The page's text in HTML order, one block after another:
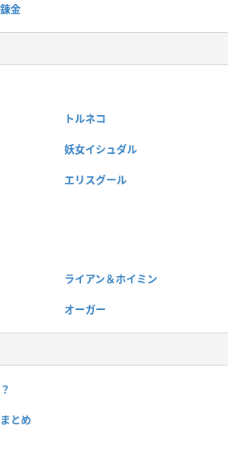
金
トルネコ
妖女イシュダル
エリスグール
ライアン＆ホイミン
オーガー
とめ